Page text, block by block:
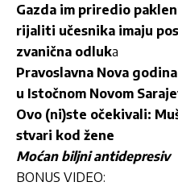
Gazda im priredio
rijaliti učesnika imaju
zvanična odluka
Pravoslavna Nova
u Istočnom Novom
Ovo (ni)ste očekivali:
stvari kod žene
Moćan biljni antidepresiv
BONUS VIDEO: